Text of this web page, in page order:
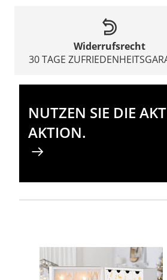
Widerrufsrecht
30 TAGE
NUTZEN SIE DIE
AKTION.